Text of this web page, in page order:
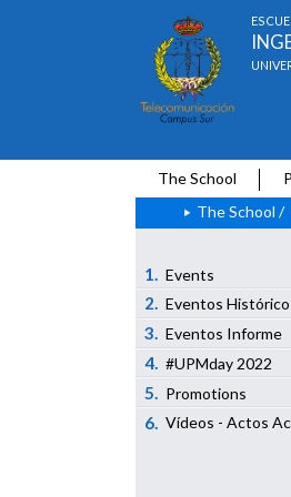
The School
The School /
1. Events
2. Eventos
3. Eventos Informe
4. #UPMday 2022
5. Promotions
6. Vídeos - Actos